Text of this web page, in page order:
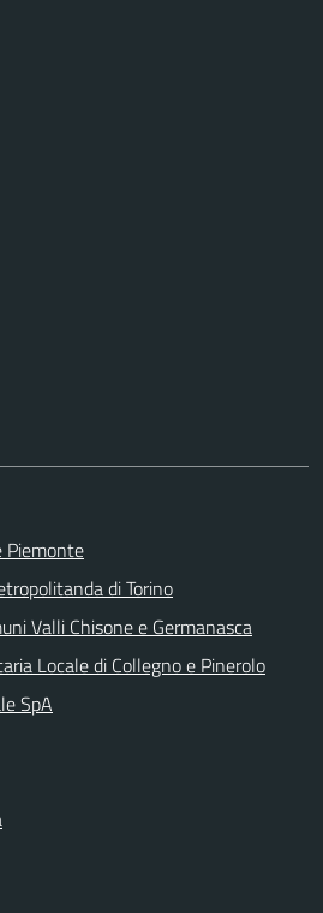
Piemonte
di Torino
Valli Chisone e Germanasca
Locale di Collegno e Pinerolo
SpA